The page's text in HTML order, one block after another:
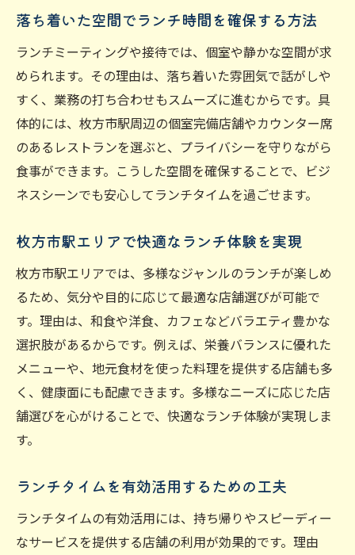
落ち着いた空間でランチ時間を確保する方法
ランチミーティングや接待では、個室や静かな空間が求
められます。その理由は、落ち着いた雰囲気で話がしや
すく、業務の打ち合わせもスムーズに進むからです。具
体的には、枚方市駅周辺の個室完備店舗やカウンター席
のあるレストランを選ぶと、プライバシーを守りながら
食事ができます。こうした空間を確保することで、ビジ
ネスシーンでも安心してランチタイムを過ごせます。
枚方市駅エリアで快適なランチ体験を実現
枚方市駅エリアでは、多様なジャンルのランチが楽しめ
るため、気分や目的に応じて最適な店舗選びが可能で
す。理由は、和食や洋食、カフェなどバラエティ豊かな
選択肢があるからです。例えば、栄養バランスに優れた
メニューや、地元食材を使った料理を提供する店舗も多
く、健康面にも配慮できます。多様なニーズに応じた店
舗選びを心がけることで、快適なランチ体験が実現しま
す。
ランチタイムを有効活用するための工夫
ランチタイムの有効活用には、持ち帰りやスピーディー
なサービスを提供する店舗の利用が効果的です。理由